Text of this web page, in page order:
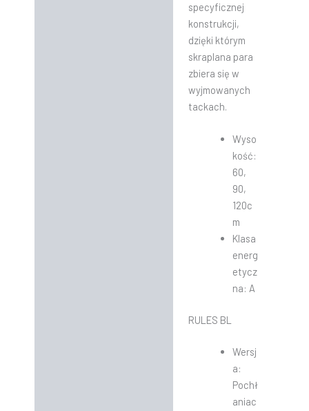
specyficznej
konstrukcji,
dzięki którym
skraplana para
zbiera się w
wyjmowanych
tackach.
Wyso
kość:
60,
90,
120c
m
Klasa
energ
etycz
na: A
RULES BL
Wersj
a:
Pochł
aniac